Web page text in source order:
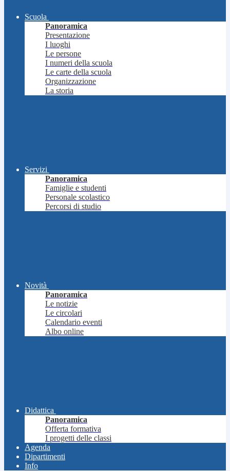
Scuola
Panoramica
Presentazione
I luoghi
Le persone
I numeri della scuola
Le carte della scuola
Organizzazione
La storia
Servizi
Panoramica
Famiglie e studenti
Personale scolastico
Percorsi di studio
Novità
Panoramica
Le notizie
Le circolari
Calendario eventi
Albo online
Didattica
Panoramica
Offerta formativa
I progetti delle classi
Agenda
Dipartimenti
Info